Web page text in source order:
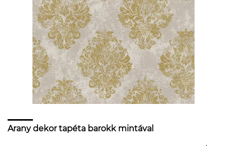
Arany dekor tapéta barokk mintával